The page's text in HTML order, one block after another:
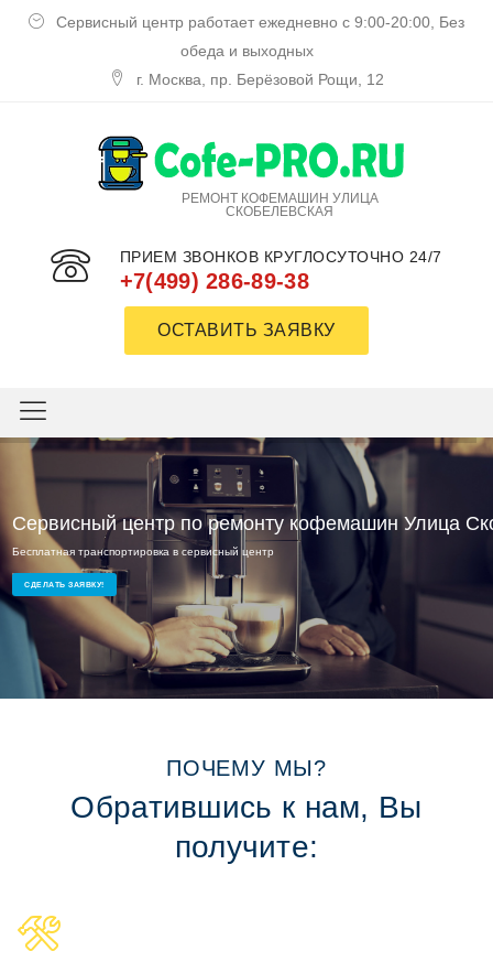
Сервисный центр работает ежедневно с 9:00-20:00, Без
обеда и выходных
г. Москва, пр. Берёзовой Рощи, 12
РЕМОНТ КОФЕМАШИН УЛИЦА
СКОБЕЛЕВСКАЯ
ПРИЕМ ЗВОНКОВ КРУГЛОСУТОЧНО 24/7
+7(499) 286-89-38
ОСТАВИТЬ ЗАЯВКУ
Сервисный центр по ремонту кофемашин Улица
Бесплатная транспортировка в сервисный центр
Ремонт кофемашин на дому или в офисе
СДЕЛАТЬ ЗАЯВКУ!
Сервисный ремонт Улица Скобелевская
Опытные мастера и доступные цены
ПОЧЕМУ МЫ?
Обратившись к нам, Вы
получите: